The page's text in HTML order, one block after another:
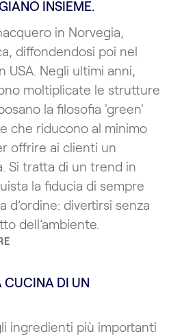
INSIEME.
in Norvegia,
diffondendosi poi nel
USA. Negli ultimi anni,
moltiplicate le strutture
la filosofia 'green'
che riducono al minimo
offrire ai clienti un
Si tratta di un trend in
la fiducia di sempre
d’ordine: divertirsi senza
dell’ambiente.
CUCINA DI UN
ingredienti più importanti